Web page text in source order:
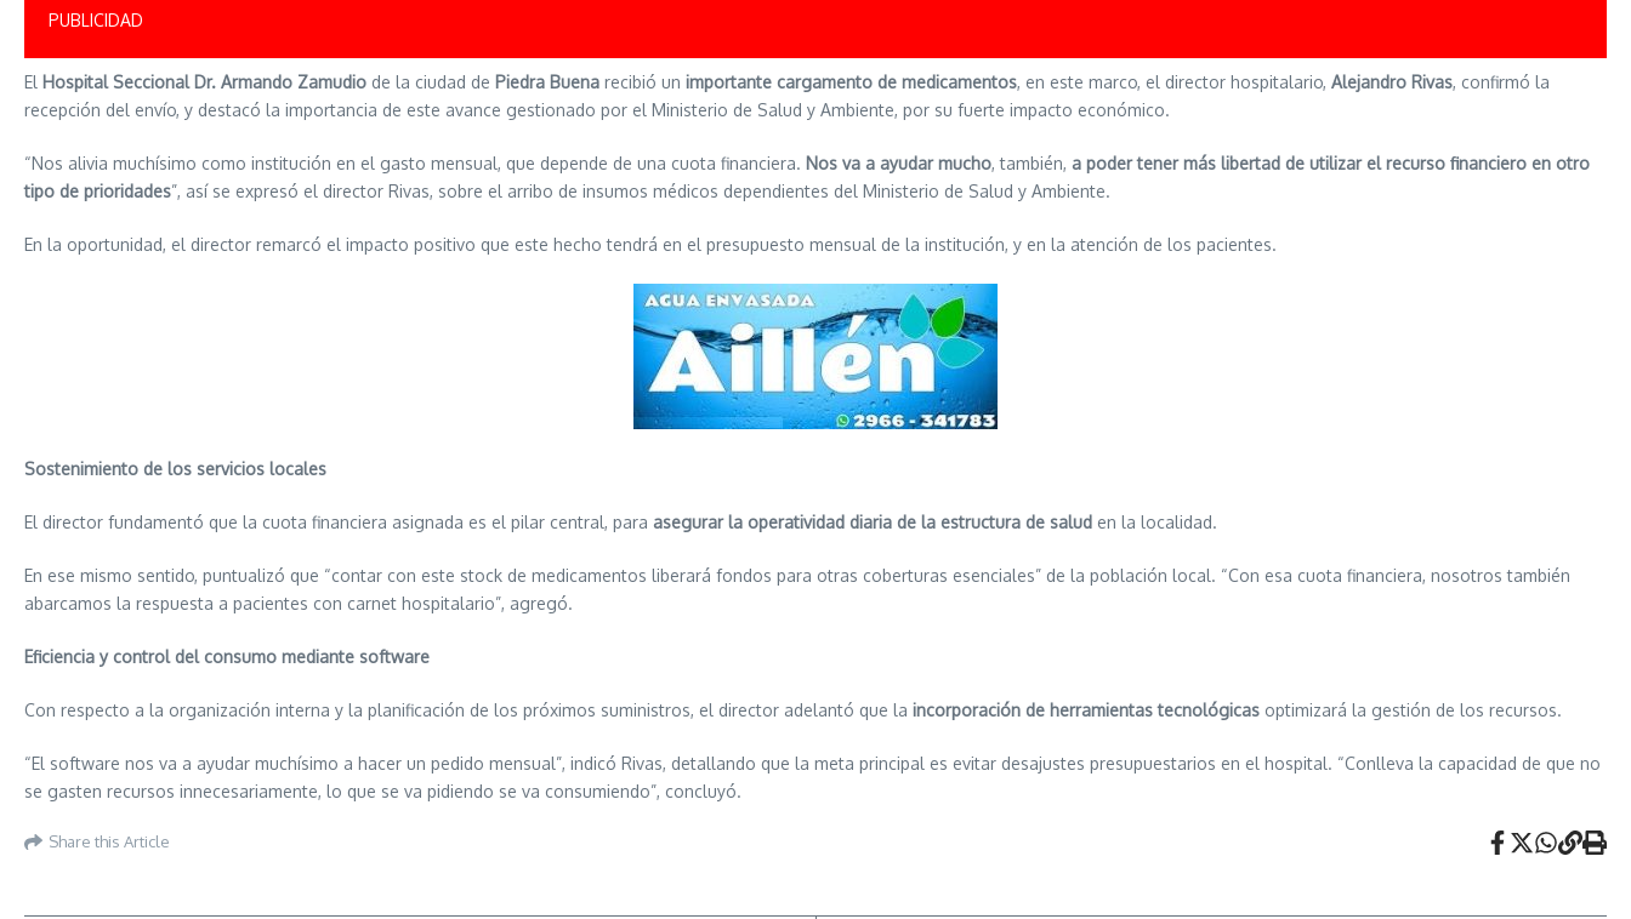
PUBLICIDAD
El Hospital Seccional Dr. Armando Zamudio de la ciudad de Piedra Buena recibió un importante cargamento de medicamentos, en este marco, el director hospitalario, Alejandro Rivas, confirmó la
recepción del envío, y destacó la importancia de este avance gestionado por el Ministerio de Salud y Ambiente, por su fuerte impacto económico.
“Nos alivia muchísimo como institución en el gasto mensual, que depende de una cuota financiera. Nos va a ayudar mucho, también, a poder tener más libertad de utilizar el recurso financiero en otro
tipo de prioridades”, así se expresó el director Rivas, sobre el arribo de insumos médicos dependientes del Ministerio de Salud y Ambiente.
En la oportunidad, el director remarcó el impacto positivo que este hecho tendrá en el presupuesto mensual de la institución, y en la atención de los pacientes.
Sostenimiento de los servicios locales
El director fundamentó que la cuota financiera asignada es el pilar central, para asegurar la operatividad diaria de la estructura de salud en la localidad.
En ese mismo sentido, puntualizó que “contar con este stock de medicamentos liberará fondos para otras coberturas esenciales” de la población local. “Con esa cuota financiera, nosotros también
abarcamos la respuesta a pacientes con carnet hospitalario”, agregó.
Eficiencia y control del consumo mediante software
Con respecto a la organización interna y la planificación de los próximos suministros, el director adelantó que la incorporación de herramientas tecnológicas optimizará la gestión de los recursos.
“El software nos va a ayudar muchísimo a hacer un pedido mensual”, indicó Rivas, detallando que la meta principal es evitar desajustes presupuestarios en el hospital. “Conlleva la capacidad de que no
se gasten recursos innecesariamente, lo que se va pidiendo se va consumiendo”, concluyó.
Share this Article